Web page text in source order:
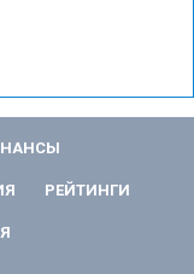
РЕЙТИНГИ